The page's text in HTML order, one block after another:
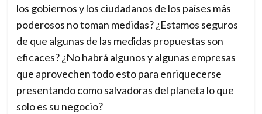
n
c
a
m
b
i
o
los gobiernos y los ciudadanos de los países más
poderosos no toman medidas? ¿Estamos seguros
de que algunas de las medidas propuestas son
eficaces? ¿No habrá algunos y algunas empresas
que aprovechen todo esto para enriquecerse
presentando como salvadoras del planeta lo que
solo es su negocio?